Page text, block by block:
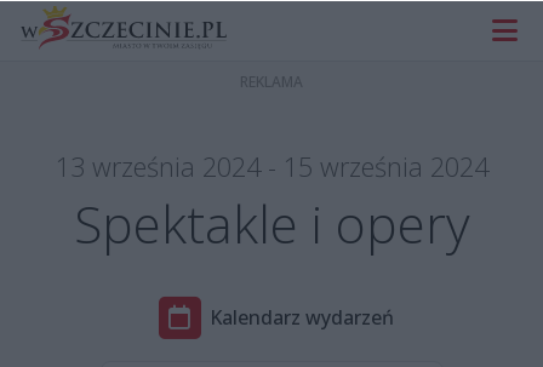
13 września 2024 - 15 września 2024
Spektakle i opery
Kalendarz wydarzeń